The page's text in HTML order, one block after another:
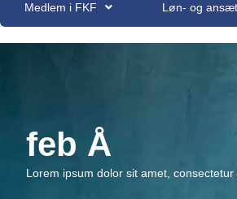
Medlem i FKF Løn- og
feb Å
Lorem ipsum dolor sit amet,